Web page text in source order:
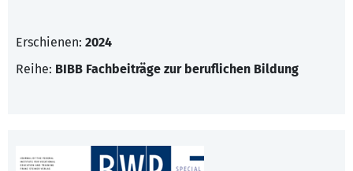
Erschienen: 2024
Reihe: BIBB Fachbeiträge zur beruflichen Bildung